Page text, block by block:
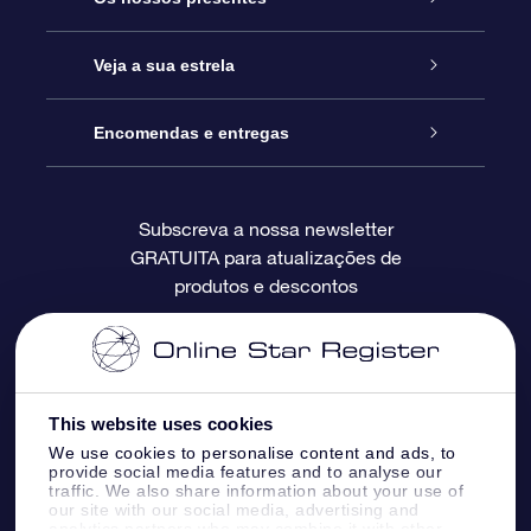
This website uses cookies
We use cookies to personalise content and ads, to
provide social media features and to analyse our
traffic. We also share information about your use of
our site with our social media, advertising and
Contactos
O Blog
Avaliações
Prenda Star Online
Pacote Prenda OSR
O Cartão Presente OSR
Presentes corporativos
Veja a sua estrela
Registo de Estrela
Página de Estrela personalizada
Um Milhão de Estrelas
OSR screensaver de estrela
App RV fly me to the stars
Encomendas e entregas
Informação de pagamento
Informação de envio
Política de Devolução
Constelações
Subscreva a nossa newsletter
GRATUITA para atualizações de
produtos e descontos